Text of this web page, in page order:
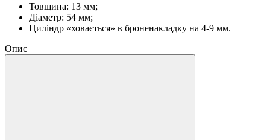
Товщина: 13 мм;
Діаметр: 54 мм;
Циліндр «ховається» в броненакладку на 4-9 мм.
Опис